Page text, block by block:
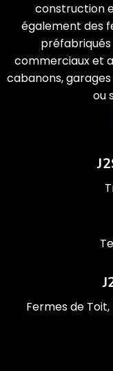
construction
également des
commerciaux et
cabanons,
ou
Fermes de